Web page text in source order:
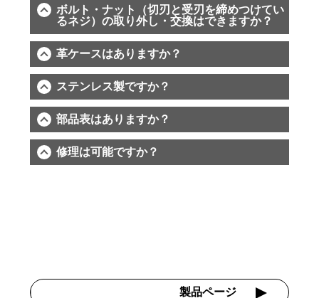
ボルト・ナット（切刃と受刃を締めつけてい
るネジ）の取り外し・交換はできますか？
革ケースはありますか？
ステンレス製ですか？
部品表はありますか？
修理は可能ですか？
製品ページ